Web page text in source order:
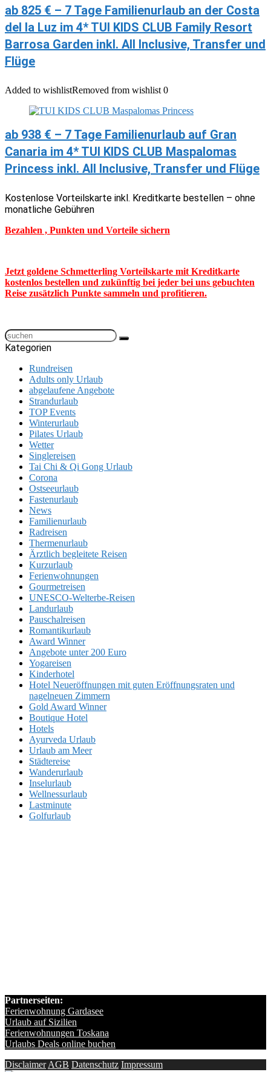
ab 825 € – 7 Tage Familienurlaub an der Costa
del la Luz im 4* TUI KIDS CLUB Family Resort
Barrosa Garden inkl. All Inclusive, Transfer und
Flüge
Added to wishlistRemoved from wishlist 0
ab 938 € – 7 Tage Familienurlaub auf Gran
Canaria im 4* TUI KIDS CLUB Maspalomas
Princess inkl. All Inclusive, Transfer und Flüge
Kostenlose Vorteilskarte inkl. Kreditkarte bestellen – ohne
monatliche Gebühren
Bezahlen , Punkten und Vorteile sichern
Jetzt goldene Schmetterling Vorteilskarte mit Kreditkarte
kostenlos bestellen und zukünftig bei jeder bei uns gebuchten
Reise zusätzlich Punkte sammeln und profitieren.
Kategorien
Rundreisen
Adults only Urlaub
abgelaufene Angebote
Strandurlaub
TOP Events
Winterurlaub
Pilates Urlaub
Wetter
Singlereisen
Tai Chi & Qi Gong Urlaub
Corona
Ostseeurlaub
Fastenurlaub
News
Familienurlaub
Radreisen
Thermenurlaub
Ärztlich begleitete Reisen
Kurzurlaub
Ferienwohnungen
Gourmetreisen
UNESCO-Welterbe-Reisen
Landurlaub
Pauschalreisen
Romantikurlaub
Award Winner
Angebote unter 200 Euro
Yogareisen
Kinderhotel
Hotel Neueröffnungen mit guten Eröffnungsraten und
nagelneuen Zimmern
Gold Award Winner
Boutique Hotel
Hotels
Ayurveda Urlaub
Urlaub am Meer
Städtereise
Wanderurlaub
Inselurlaub
Wellnessurlaub
Lastminute
Golfurlaub
Partnerseiten:
Ferienwohnung Gardasee
Urlaub auf Sizilien
Ferienwohnungen Toskana
Urlaubs Deals online buchen
Disclaimer AGB Datenschutz Impressum